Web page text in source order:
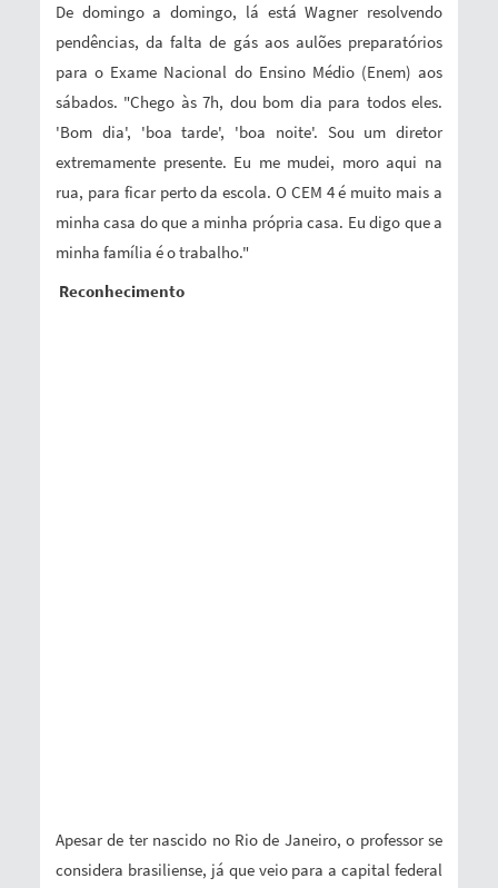
De domingo a domingo, lá está Wagner resolvendo
pendências, da falta de gás aos aulões preparatórios
para o Exame Nacional do Ensino Médio (Enem) aos
sábados. "Chego às 7h, dou bom dia para todos eles.
'Bom dia', 'boa tarde', 'boa noite'. Sou um diretor
extremamente presente. Eu me mudei, moro aqui na
rua, para ficar perto da escola. O CEM 4 é muito mais a
minha casa do que a minha própria casa. Eu digo que a
minha família é o trabalho."
Reconhecimento
Apesar de ter nascido no Rio de Janeiro, o professor se
considera brasiliense, já que veio para a capital federal